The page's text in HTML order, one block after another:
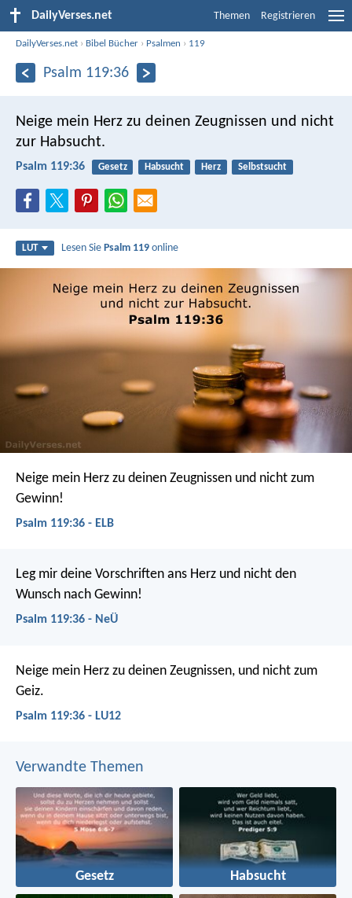
DailyVerses.net Themen Registrieren
DailyVerses.net › Bibel Bücher › Psalmen › 119
Psalm 119:36
Neige mein Herz zu deinen Zeugnissen und nicht
zur Habsucht.
Psalm 119:36 Gesetz Habsucht Herz Selbstsucht
LUT Lesen SiePsalm 119 online
Neige mein Herz zu deinen Zeugnissen und nicht zum
Gewinn!
Psalm 119:36 - ELB
Leg mir deine Vorschriften ans Herz und nicht den
Wunsch nach Gewinn!
Psalm 119:36 - NeÜ
Neige mein Herz zu deinen Zeugnissen, und nicht zum
Geiz.
Psalm 119:36 - LU12
Verwandte Themen
Gesetz Habsucht